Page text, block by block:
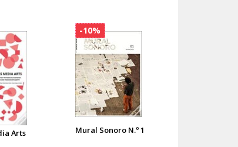
Arts Mural Sonoro N.º 1
-10%